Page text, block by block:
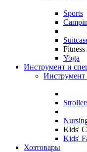
Sports
Fitness
Yoga
Инструмент и
Инструмент
Kids'
Kids'
Хозтовары